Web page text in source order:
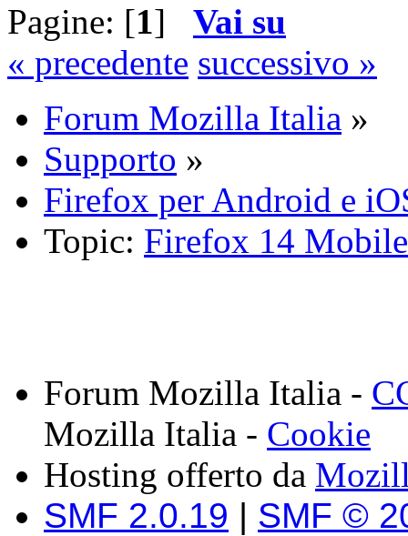
Pagine: [1] Vai su
« precedente successivo »
Forum Mozilla Italia »
Supporto »
Firefox per Android e
Topic: Firefox 14
Forum Mozilla Italia -
Mozilla Italia - Cookie
Hosting offerto da
SMF 2.0.19 | SMF ©